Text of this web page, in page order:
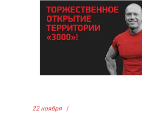
22 ноября